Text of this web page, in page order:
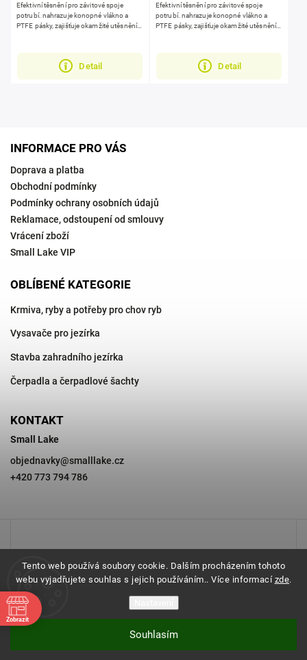
Tento web používá soubory cookie. Dalším procházením tohoto
webu vyjadřujete souhlas s jejich používáním.. Více informací zde.
Souhlasím
Detail
Efektivní těsnění pro závitové spoje
potrubí. nahrazuje konopné vlákno a
PTFE pásky, zajišťuje okamžité utěsnění,
Detail
Efektivní těsnění pro závitové spoje
potrubí. nahrazuje konopné vlákno a
PTFE pásky, zajišťuje okamžité utěsnění,
INFORMACE PRO VÁS
Doprava a platba
Obchodní podmínky
Podmínky ochrany osobních údajů
Reklamace, odstoupení od smlouvy
Vrácení zboží
Small Lake VIP
OBLÍBENÉ KATEGORIE
Krmiva, ryby a potřeby pro chov ryb
Vysavače pro jezírka
Stavba zahradního jezírka
Čerpadla a čerpadlové šachty
KONTAKT
Small Lake
objednavky@smalllake.cz
+420 773 794 786
Zobrazit